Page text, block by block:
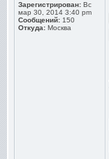
Зарегистрирован: Вс
мар 30, 2014 3:40 pm
Сообщений: 150
Откуда: Москва